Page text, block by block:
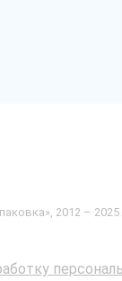
2012 – 2025